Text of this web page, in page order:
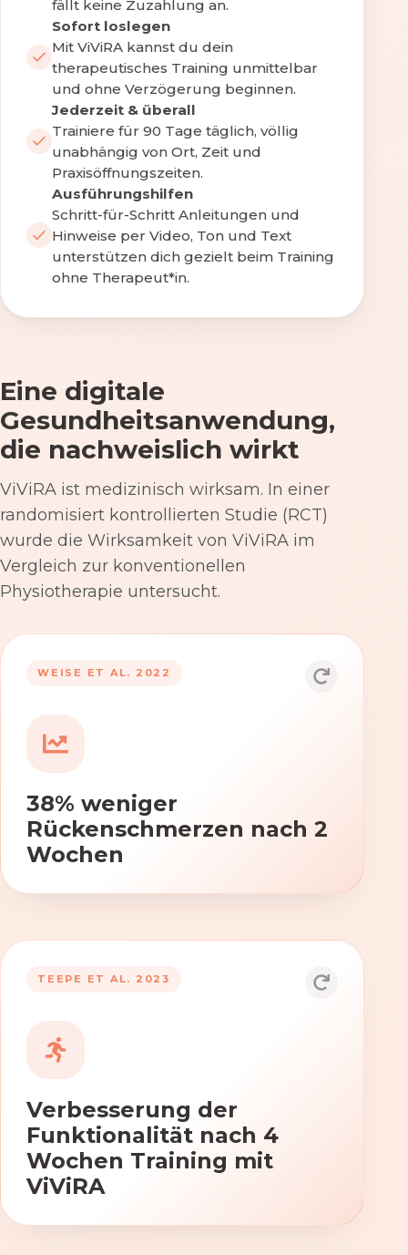
fällt keine Zuzahlung an.
Sofort loslegen
Mit ViViRA kannst du dein
therapeutisches Training unmittelbar
und ohne Verzögerung beginnen.
Jederzeit & überall
Trainiere für 90 Tage täglich, völlig
unabhängig von Ort, Zeit und
Praxisöffnungszeiten.
Ausführungshilfen
Schritt-für-Schritt Anleitungen und
Hinweise per Video, Ton und Text
unterstützen dich gezielt beim Training
ohne Therapeut*in.
Eine digitale
Gesundheitsanwendung,
die nachweislich wirkt
ViViRA ist medizinisch wirksam. In einer
randomisiert kontrollierten Studie (RCT)
wurde die Wirksamkeit von ViViRA im
Vergleich zur konventionellen
Physiotherapie untersucht.
WEISE ET AL. 2022
38% weniger
Rückenschmerzen nach 2
Wochen
53% nach 12 Wochen
TEEPE ET AL. 2023
Verbesserung der
Funktionalität nach 4
Wochen Training mit
ViViRA
Durch die Anwendung von ViViRA
Beweglichkeit und Koordination nach